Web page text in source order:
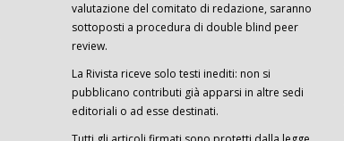
valutazione del comitato di redazione, saranno
sottoposti a procedura di double blind peer
review.
La Rivista riceve solo testi inediti: non si
pubblicano contributi già apparsi in altre sedi
editoriali o ad esse destinati.